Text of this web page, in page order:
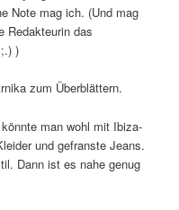
Note mag ich. (Und mag
Redakteurin das
)
zum Überblättern.
man wohl mit Ibiza-
und gefranste Jeans.
Dann ist es nahe genug